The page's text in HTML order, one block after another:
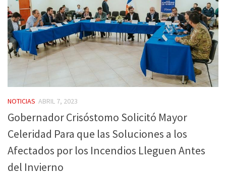
NOTICIAS ABRIL 7, 2023
Gobernador Crisóstomo Solicitó Mayor
Celeridad Para que las Soluciones a los
Afectados por los Incendios Lleguen Antes
del Invierno